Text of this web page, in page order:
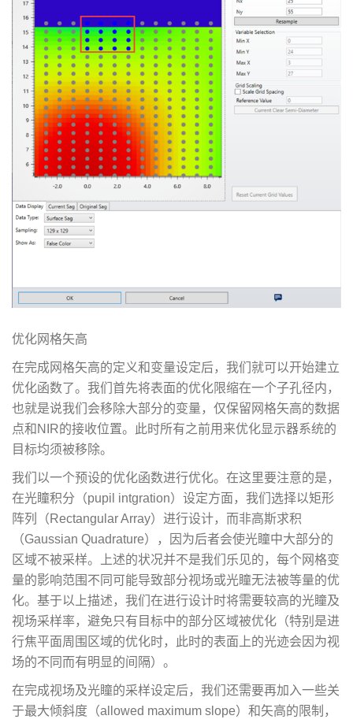
优化网格矢高
在完成网格矢高的定义和变量设定后，我们就可以开始建立
优化函数了。我们首先将表面的优化限缩在一个子孔径内，
也就是说我们会移除大部分的变量，仅保留网格矢高的数据
点和NIR的接收位置。此时所有之前用来优化显示器系统的
目标均须被移除。
我们以一个预设的优化函数进行优化。在这里要注意的是，
在光瞳积分（pupil intgration）设定方面，我们选择以矩形
阵列（Rectangular Array）进行设计，而非高斯求积
（Gaussian Quadrature），因为后者会使光瞳中大部分的
区域不被采样。上述的状况并不是我们乐见的，每个网格变
量的影响范围不同可能导致部分视场或光瞳无法被等量的优
化。基于以上描述，我们在进行设计时将需要较高的光瞳及
视场采样率，避免只有目标中的部分区域被优化（特别是进
行焦平面周围区域的优化时，此时的表面上的光迹会因为视
场的不同而有明显的间隔）。
在完成视场及光瞳的采样设定后，我们还需要再加入一些关
于最大倾斜度（allowed maximum slope）和矢高的限制，